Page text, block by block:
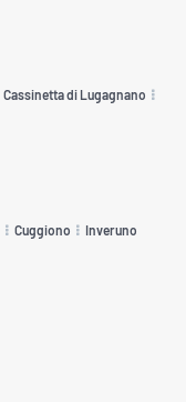
Cassinetta di Lugagnano
Cuggiono Inveruno